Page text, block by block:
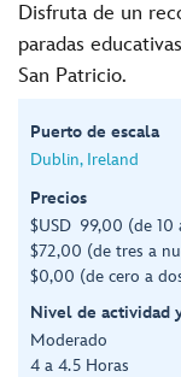
Disfruta de un
paradas
San Patricio.
Puerto de escala
Dublin, Ireland
Precios
$USD 99,00 (de 10
$72,00 (de tres a
$0,00 (de cero a
Nivel de actividad
Moderado
4 a 4.5 Horas